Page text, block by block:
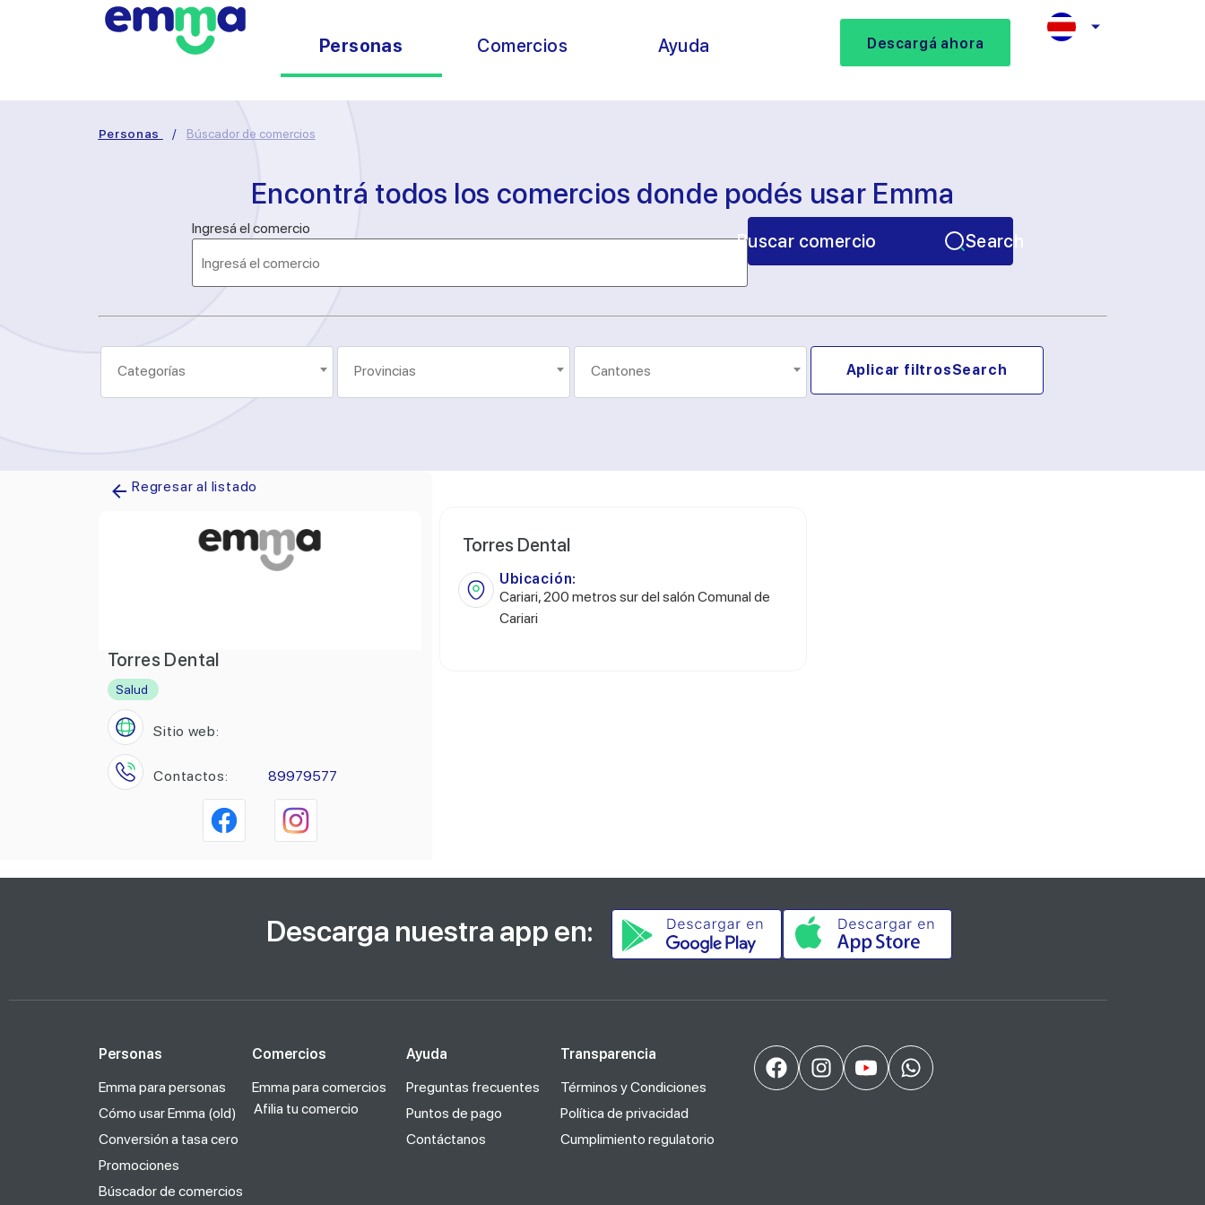
Personas Comercios Ayuda Descargá ahora
Personas / Búscador de comercios
Encontrá todos los comercios donde podés usar Emma
Ingresá el comercio
Buscar comercio Search
Aplicar filtrosSearch
Regresar al listado
Torres Dental
Salud
Sitio web:
Contactos: 89979577
Torres Dental
Ubicación:
Cariari, 200 metros sur del salón Comunal de
Cariari
Descarga nuestra app en:
Personas
Emma para personas
Cómo usar Emma (old)
Conversión a tasa cero
Promociones
Búscador de comercios
Comercios
Emma para comercios
Afilia tu comercio
Ayuda
Preguntas frecuentes
Puntos de pago
Contáctanos
Transparencia
Términos y Condiciones
Política de privacidad
Cumplimiento regulatorio